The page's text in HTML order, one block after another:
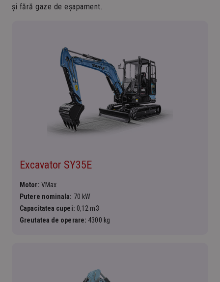
și fără gaze de eșapament.
Excavator SY35E
Motor: VMax
Putere nominala: 70 kW
Capacitatea cupei: 0,12 m3
Greutatea de operare: 4300 kg